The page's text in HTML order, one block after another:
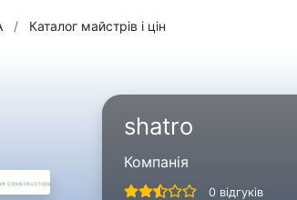
/ Каталог майстрів і цін
shatro
Компанія
0 відгуків